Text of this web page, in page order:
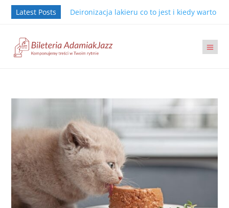
Latest Posts Deironizacja lakieru co to jest i kiedy warto ją